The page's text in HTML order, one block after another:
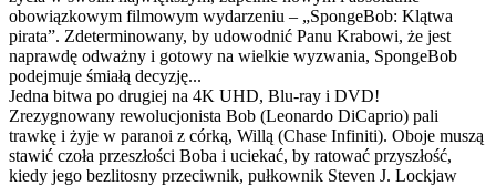
obowiązkowym filmowym wydarzeniu – „SpongeBob: Klątwa
pirata”. Zdeterminowany, by udowodnić Panu Krabowi, że jest
naprawdę odważny i gotowy na wielkie wyzwania, SpongeBob
podejmuje śmiałą decyzję...
Jedna bitwa po drugiej na 4K UHD, Blu-ray i DVD!
Zrezygnowany rewolucjonista Bob (Leonardo DiCaprio) pali
trawkę i żyje w paranoi z córką, Willą (Chase Infiniti). Oboje muszą
stawić czoła przeszłości Boba i uciekać, by ratować przyszłość,
kiedy jego bezlitosny przeciwnik, pułkownik Steven J. Lockjaw